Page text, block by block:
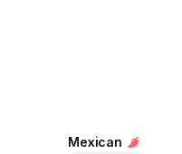
Mexican